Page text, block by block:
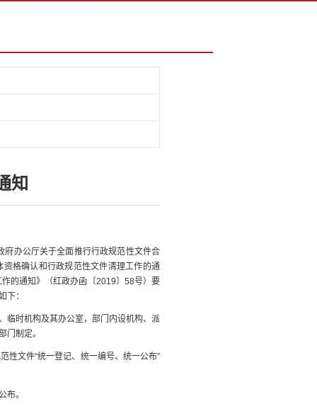
知
办公厅关于全面推行行政规范性文件合
格确认和行政规范性文件清理工作的通
的通知》（红政办函〔2019〕58号）要
下：
时机构及其办公室，部门内设机构、派
门制定。
文件“统一登记、统一编号、统一公布”
。